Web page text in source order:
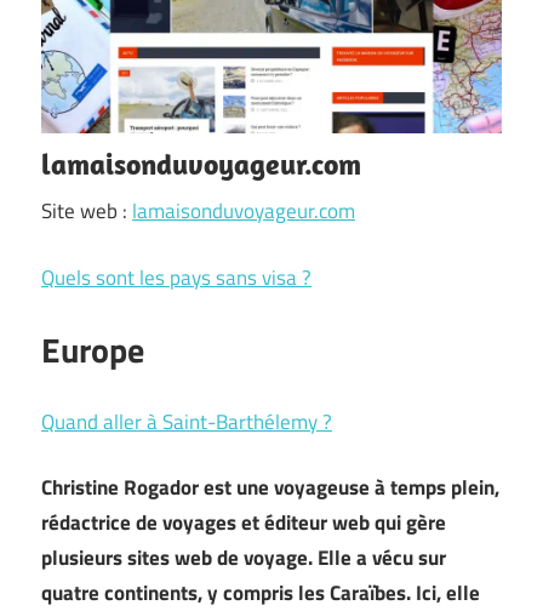
lamaisonduvoyageur.com
Site web : lamaisonduvoyageur.com
Quels sont les pays sans visa ?
Europe
Quand aller à Saint-Barthélemy ?
Christine Rogador est une voyageuse à temps plein,
rédactrice de voyages et éditeur web qui gère
plusieurs sites web de voyage. Elle a vécu sur
quatre continents, y compris les Caraïbes. Ici, elle